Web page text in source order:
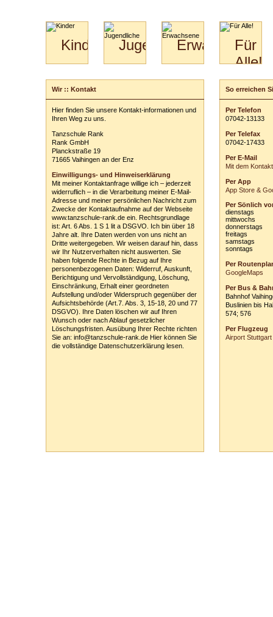
Kinder
Kids
&
Kiga-
Kids
3-
JugendlicheErwachsene
Specials
Paare
Hochzeitstanzkurs
Für
Alle!
Bilder
Download
Video
Catering
Wir :: Kontakt
Hier finden Sie unsere Kontakt-informationen und
Ihren Weg zu uns.
Tanzschule Rank
Rank GmbH
Planckstraße 19
71665 Vaihingen an der Enz
Einwilligungs- und Hinweiserklärung
Mit meiner Kontaktanfrage willige ich – jederzeit
widerruflich – in die Verarbeitung meiner E-Mail-
Adresse und meiner persönlichen Nachricht zum
Zwecke der Kontaktaufnahme auf der Webseite
www.tanzschule-rank.de ein. Rechtsgrundlage
ist: Art. 6 Abs. 1 S 1 lit a DSGVO. Ich bin über 18
Jahre alt. Ihre Daten werden von uns nicht an
Dritte weitergegeben. Wir weisen darauf hin, dass
wir Ihr Nutzerverhalten nicht auswerten. Sie
haben folgende Rechte in Bezug auf Ihre
personenbezogenen Daten: Widerruf, Auskunft,
Berichtigung und Vervollständigung, Löschung,
Einschränkung, Erhalt einer geordneten
Aufstellung und/oder Widerspruch gegenüber der
Aufsichtsbehörde (Art.7. Abs. 3, 15-18, 20 und 77
DSGVO). Ihre Daten löschen wir auf Ihren
Wunsch oder nach Ablauf gesetzlicher
Löschungsfristen. Ausübung Ihrer Rechte richten
Sie an: info@tanzschule-rank.de Hier können Sie
die vollständige Datenschutzerklärung lesen.
So erreichen
Per Telefon
07042-13133
Per Telefax
07042-17433
Per E-Mail
Mit dem
Per App
App Store &
Per Sönlich
dienstags
mittwochs
donnerstags
freitags
samstags
sonntags
Per
GoogleMaps
Per Bus &
Bahnhof
Buslinien bis
574; 576
Per Flugzeug
Airport Stuttgart
Schreiben Sie
Ihre
Vor- und
E-Mail-
Betreff:
Ihre Nachricht
ausblenden
Einwilligungs-
*siehe links